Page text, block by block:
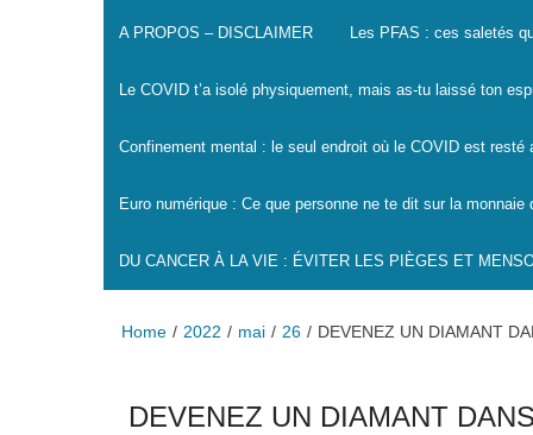
A PROPOS – DISCLAIMER Les PFAS : ces saletés
Le COVID t’a isolé physiquement, mais as-tu laissé ton
Confinement mental : le seul endroit où le COVID est resté
Euro numérique : Ce que personne ne te dit sur la monnaie
DU CANCER À LA VIE : ÉVITER LES PIÈGES ET
Home 2022 mai 26 DEVENEZ UN DIAMANT
DEVENEZ UN DIAMANT